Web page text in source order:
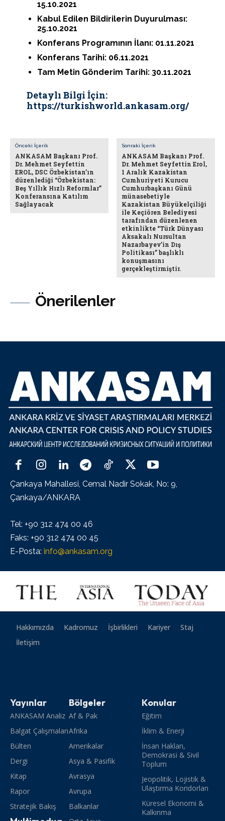
Önerilenler
15.10.2021
Kabul Edilen Bildirilerin Duyurulması:
25.10.2021
Konferans Programının İlanı: 01.11.2021
Konferans Tarihi: 06.11.2021
Tam Metin Gönderim Tarihi: 30.11.2021
Detaylı Bilgi İçin:
https://turkishworld.ankasam.org/
Önceki İçerik
ANKASAM Başkanı Prof.
Dr. Mehmet Seyfettin
EROL, DSC Özbekistan’ın
düzenlediği “Özbekistan:
Beş Yıllık Hızlı Reformlar”
Konferansına Katılım
Sağlayacak
Sonraki İçerik
ANKASAM Başkanı Prof.
Dr. Mehmet Seyfettin Erol,
1 Aralık Kazakistan
Cumhuriyeti Kurucu
Cumhurbaşkanı Günü
münasebetiyle
Kazakistan Büyükelçiliği
ile Keçiören Belediyesi
tarafından düzenlenen
etkinlikte “Türk Dünyası
Aksakalı Nursultan
Nazarbayev’in Dış
Politikası” başlıklı
konuşmasını
gerçekleştirmiştir.
Çankaya Mahallesi, Cemal Nadir Sokak, No: 9,
Çankaya/ANKARA
Tel: +90 312 474 00 46
Faks: +90 312 474 00 45
E-Posta: info@ankasam.org
Hakkımızda Kadromuz İşbirlikleri Kariyer
Staj
İletişim
Yayınlar
ANKASAM Analiz
Balgat Çalışmaları
Bülten
Dergi
Kitap
Rapor
Stratejik Bakış
Bölgeler
Af & Pak
Afrika
Amerikalar
Asya & Pasifik
Avrasya
Avrupa
Balkanlar
Konular
Eğitim
İklim & Enerji
İnsan Hakları,
Demokrasi & Sivil
Toplum
Jeopolitik, Lojistik &
Ulaştırma Koridorları
Küresel Ekonomi &
Kalkınma